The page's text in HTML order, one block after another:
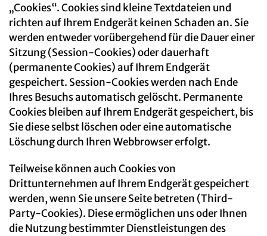
„Cookies“. Cookies sind kleine Textdateien und
richten auf Ihrem Endgerät keinen Schaden an. Sie
werden entweder vorübergehend für die Dauer einer
Sitzung (Session-Cookies) oder dauerhaft
(permanente Cookies) auf Ihrem Endgerät
gespeichert. Session-Cookies werden nach Ende
Ihres Besuchs automatisch gelöscht. Permanente
Cookies bleiben auf Ihrem Endgerät gespeichert, bis
Sie diese selbst löschen oder eine automatische
Löschung durch Ihren Webbrowser erfolgt.
Teilweise können auch Cookies von
Drittunternehmen auf Ihrem Endgerät gespeichert
werden, wenn Sie unsere Seite betreten (Third-
Party-Cookies). Diese ermöglichen uns oder Ihnen
die Nutzung bestimmter Dienstleistungen des